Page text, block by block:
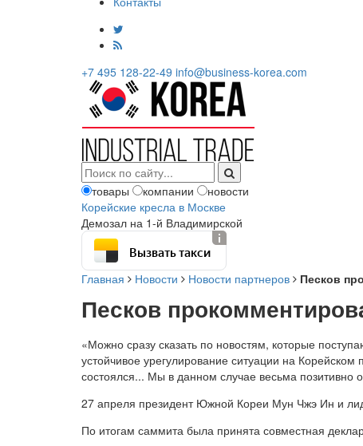
+7 495 128-22-49 info@business-korea.com
товары компании
новости
Корейские кресла в Москве
Демозал на 1-й Владимирской
Вызвать такси
Главная Новости Новости партнеров Песков
Песков
«Можно сразу сказать по новостям, которые
устойчивое урегулирование ситуации на
состоялся... Мы в данном случае весьма позитивно
27 апреля президент Южной Кореи Мун Чжэ Ин и
По итогам саммита была принята совместная